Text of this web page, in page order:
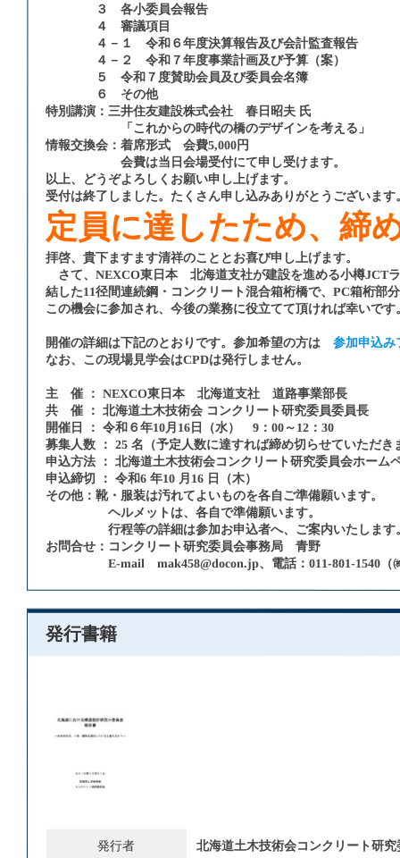
３ 各小委員会報告
４ 審議項目
４－１ 令和６年度決算報告及び会計監査報告
４－２ 令和７年度事業計画及び予算（案）
５ 令和７度賛助会員及び委員会名簿
６ その他
特別講演：三井住友建設株式会社 春日昭夫 氏
「これからの時代の橋のデザインを考える」
情報交換会：着席形式 会費5,000円
会費は当日会場受付にて申し受けます。
以上、どうぞよろしくお願い申し上げます。
受付は終了しました。たくさん申し込みありがとうございます
定員に達したため、締
拝啓、貴下ますます清祥のこととお喜び申し上げます。
さて、NEXCO東日本 北海道支社が建設を進める小樽JCT
結した11径間連続鋼・コンクリート混合箱桁橋で、PC箱桁部
この機会に参加され、今後の業務に役立てて頂ければ幸いです
開催の詳細は下記のとおりです。参加希望の方は参加申込み
なお、この現場見学会はCPDは発行しません。
主 催 ： NEXCO東日本 北海道支社 道路事業部長
共 催 ： 北海道土木技術会 コンクリート研究委員委員長
開催日 ： 令和６年10月16日（水） 9：00～12：30
募集人数 ： 25 名（予定人数に達すれば締め切らせていただき
申込方法 ： 北海道土木技術会コンクリート研究委員会ホー
申込締切 ： 令和6 年10 月16 日（木）
その他：靴・服装は汚れてよいものを各自ご準備願います。
ヘルメットは、各自で準備願います。
行程等の詳細は参加お申込者へ、ご案内いたします
お問合せ：コンクリート研究委員会事務局 青野
E-mailmak458@docon.jp、電話：011-801-1540
発行書籍
発行者 北海道土木技術会コンクリート研究